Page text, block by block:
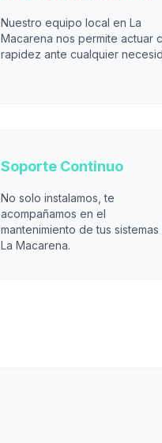
Nuestro equipo local en La
Macarena nos permite actuar
rapidez ante cualquier
Soporte Continuo
No solo instalamos, te
acompañamos en el
mantenimiento de tus sistemas
La Macarena.